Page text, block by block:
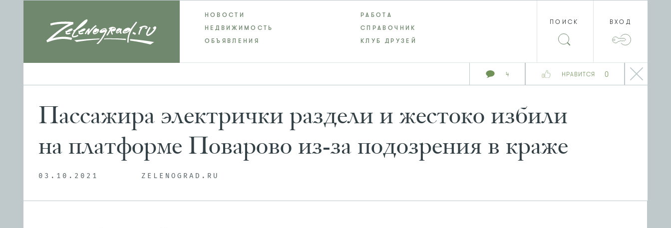
4 НРАВИТСЯ 0
НОВОСТИ
РАБОТА
НЕДВИЖИМОСТЬ
СПРАВОЧНИК
ОБЪЯВЛЕНИЯ
КЛУБ ДРУЗЕЙ
ПОИСК ВХОД
Пассажира электрички раздели и жестоко избили
на платформе Поварово из-за подозрения в краже
03.10.2021 ZELENOGRAD.RU